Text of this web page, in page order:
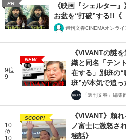
PR
《映画『シェルター
お盆を“打破”する!!《
週刊文春CINEMAオンラ
9位
9
NEW
《VIVANTの謎
織と同名「テン
在する」別班の
班”が本気で追っ
「週刊文春」編集
10
位
10
SCOOP!
《VIVANT》頼
ノ富士に激怒さ
秘話》